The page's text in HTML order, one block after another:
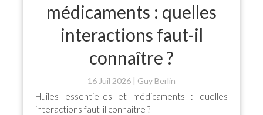
médicaments : quelles
interactions faut-il
connaître ?
16 Juil 2026 Guy Berlin
Huiles essentielles et médicaments : quelles
interactions faut-il connaître ?